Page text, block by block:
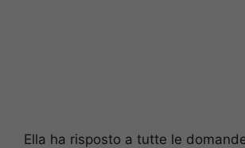
Ella ha risposto a tutte le